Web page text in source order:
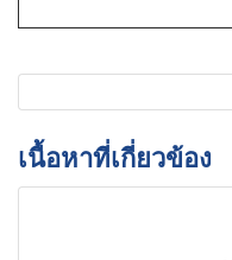
เนื้อหาที่เกี่ยวข้อง